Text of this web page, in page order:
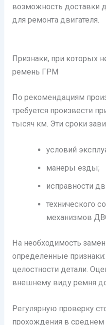
возможность доставки
для ремонта двигателя.
Признаки, при которых
ремень ГРМ
По рекомендациям
требуется произвести
тысяч км. Эти сроки
условий
манеры езды;
исправности
технического
механизмов
На необходимость
определенные
целостности детали.
внешнему виду ремня
Регулярную проверку
прохождения в среднем